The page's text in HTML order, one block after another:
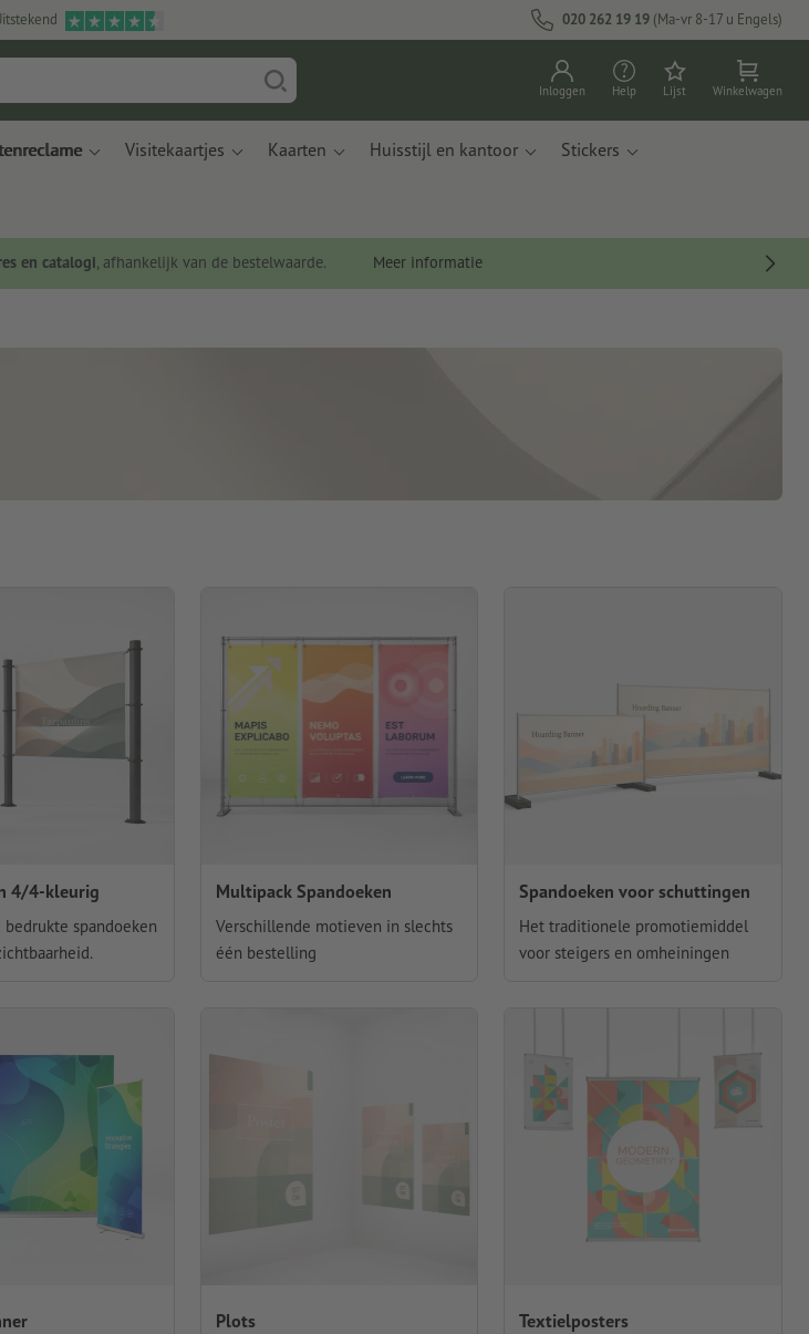
020 262 19 19 (Ma-vr 8-17 u Engels)
Inloggen Help Lijst Winkelwagen
Visitekaartjes Kaarten Huisstijl en kantoor Stickers
en catalogi, afhankelijk van de bestelwaarde. Meer informatie
4/4-kleurig
spandoeken
Multipack Spandoeken
Verschillende motieven in slechts
één bestelling
Spandoeken voor schuttingen
Het traditionele promotiemiddel
voor steigers en omheiningen
Plots Textielposters